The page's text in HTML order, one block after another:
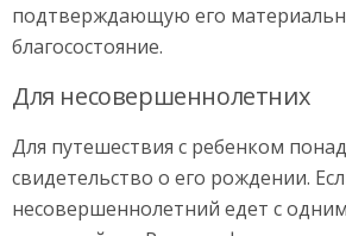
подтверждающую его
благосостояние.
Для несовершеннолетних
Для путешествия с ребенком
свидетельство о его рождении.
несовершеннолетний едет с